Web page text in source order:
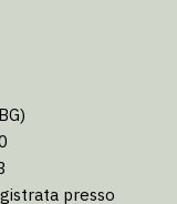
presso